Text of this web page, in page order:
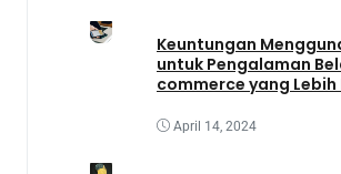
Keuntungan
untuk Pengalaman
commerce yang Lebih
April 14, 2024